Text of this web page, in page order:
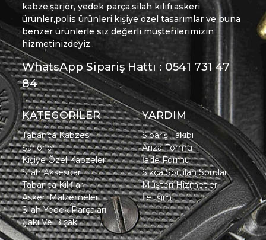
kabze,şarjör, yedek parça,silah kılıfı,askeri
ürünler,polis ürünleri,kişiye özel tasarımlar ve buna
benzer ürünlerle siz değerli müşterilerimizin
hizmetinizdeyiz..
WhatsApp Sipariş Hattı : 0541 731 47
84
KATEGORİLER
Tabanca Kabzesi
Şarjörler
Kişiye Özel Kabzeler
Silah Aksesuar
Tabanca Kılıfları
Askeri Malzemeler
Silah Yedek Parçaları
Çakı Ve Bıçak
YARDIM
Sipariş Takibi
Arıza Formu
İade Formu
Sıkça Sorulan Sorular
Müşteri Hizmetleri
İletişim